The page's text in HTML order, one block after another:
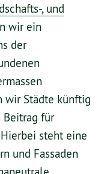
, und
wir ein
der
wir Städte künftig
für
steht eine
und Fassaden